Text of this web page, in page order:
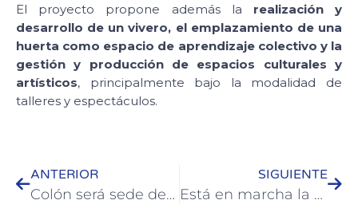
El proyecto propone además la realización y
desarrollo de un vivero, el emplazamiento de una
huerta como espacio de aprendizaje colectivo y la
gestión y producción de espacios culturales y
artísticos, principalmente bajo la modalidad de
talleres y espectáculos.
ANTERIOR
Colón será sede de la Convención Numismática-Filatélica 2021
SIGUIENTE
Está en marcha la convocatoria para participar de la selectiva de artesanos